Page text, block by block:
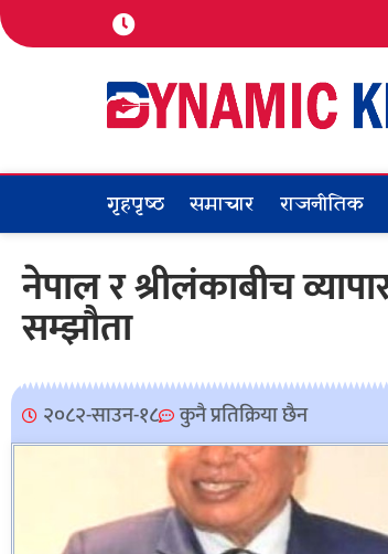
गृहपृष्ठ समाचार राजनीतिक
नेपाल र श्रीलंकाबीच
सम्झौता
२०८२-साउन-१८ कुनै प्रतिक्रिया छैन